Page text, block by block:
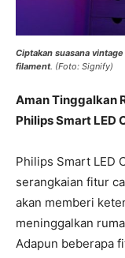
Ciptakan suasana
filament. (Foto: Signify)
Aman Tinggalkan
Philips Smart LED
Philips Smart LED
serangkaian fitur
akan memberi
meninggalkan
Adapun beberapa